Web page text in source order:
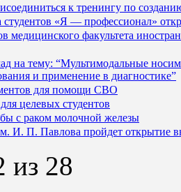
к тренингу по
студентов «Я — профессионал»
медицинского факультета
на тему: “Мультимодальные
и применение в диагностике”
для помощи СВО
целевых студентов
с раком молочной железы
И. П. Павлова пройдет открытие
из 28